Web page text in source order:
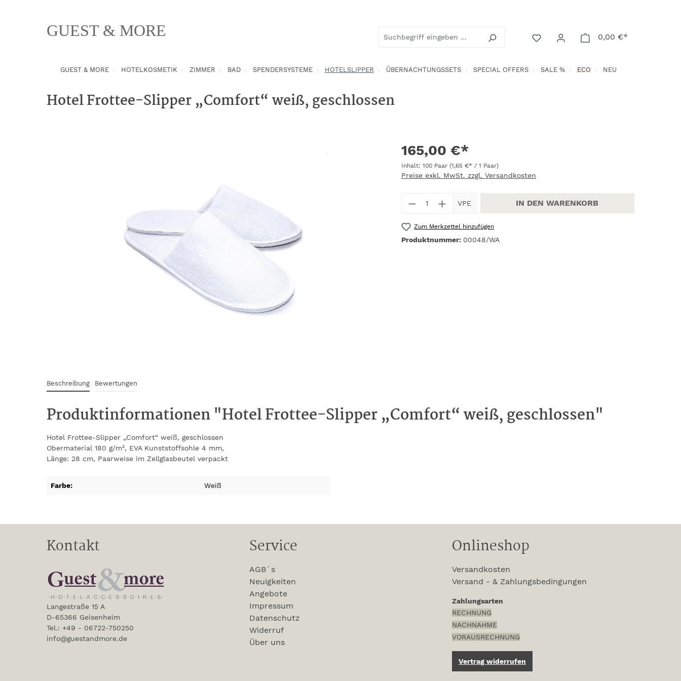
GUEST & MORE 0,00 €*
GUEST & MORE HOTELKOSMETIK ZIMMER BAD SPENDERSYSTEME HOTELSLIPPER ÜBERNACHTUNGSSETS SPECIAL OFFERS SALE % ECO NEU
Hotel Frottee-Slipper „Comfort“ weiß, geschlossen
165,00 €*
Inhalt: 100 Paar (1,65 €* / 1 Paar)
Preise exkl. MwSt. zzgl. Versandkosten
Produkt Anzahl: Gib den gewünschten Wert
VPE IN DEN WARENKORB
Zum Merkzettel hinzufügen
Produktnummer: 00048/WA
Beschreibung Bewertungen
Produktinformationen "Hotel Frottee-Slipper „Comfort“ weiß, geschlossen"
Hotel Frottee-Slipper „Comfort“ weiß, geschlossen
Obermaterial 180 g/m², EVA Kunststoffsohle 4 mm,
Länge: 28 cm, Paarweise im Zellglasbeutel verpackt
Farbe: Weiß
Kontakt
Langestraße 15 A
D-65366 Geisenheim
Tel.: +49 - 06722-750250
info@guestandmore.de
Service
AGB´s
Neuigkeiten
Angebote
Impressum
Datenschutz
Widerruf
Über uns
Onlineshop
Versandkosten
Versand - & Zahlungsbedingungen
Zahlungsarten
RECHNUNG
NACHNAHME
VORAUSRECHNUNG
Vertrag widerrufen